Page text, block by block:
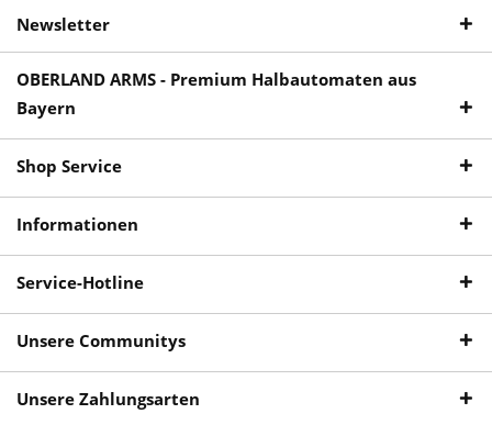
Newsletter
OBERLAND ARMS - Premium Halbautomaten aus
Bayern
Shop Service
Informationen
Service-Hotline
Unsere Communitys
Unsere Zahlungsarten